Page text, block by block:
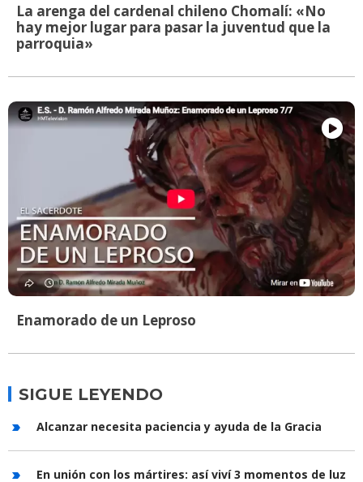
La arenga del cardenal chileno Chomalí: «No
hay mejor lugar para pasar la juventud que la
parroquia»
Enamorado de un Leproso
SIGUE LEYENDO
Alcanzar necesita paciencia y ayuda de la Gracia
En unión con los mártires: así viví 3 momentos de luz